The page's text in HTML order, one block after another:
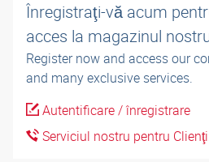
Înregistraţi-vă acum
acces la magazinul
Register now and access our
and many exclusive services.
Autentificare / înregistrare
Serviciul nostru pentru